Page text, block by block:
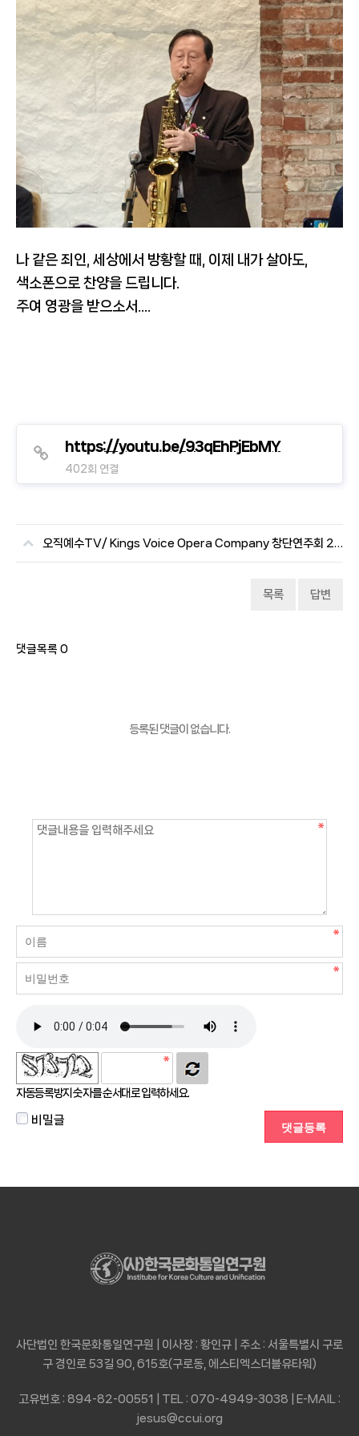
나 같은 죄인, 세상에서 방황할 때, 이제 내가 살아도,
색소폰으로 찬양을 드립니다.
주여 영광을 받으소서....
https://youtu.be/93qEhPjEbMY
402회 연결
오직예수TV/ Kings Voice Opera Company 창단연주회 230513
목록 답변
댓글목록 0
등록된 댓글이 없습니다.
자동등록방지 숫자를 순서대로 입력하세요.
비밀글
사단법인 한국문화통일연구원 | 이사장 : 황인규 | 주소 : 서울특별시 구로
구 경인로 53길 90, 615호(구로동, 에스티엑스더블유타워)
고유번호 : 894-82-00551 | TEL : 070-4949-3038 | E-MAIL :
jesus@ccui.org